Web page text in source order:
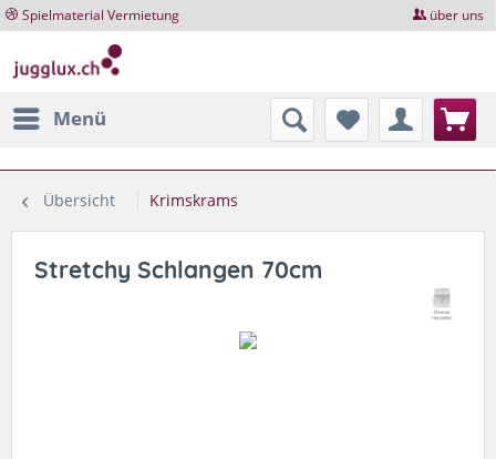
Spielmaterial Vermietung über uns
Menü
Übersicht Krimskrams
Stretchy Schlangen 70cm